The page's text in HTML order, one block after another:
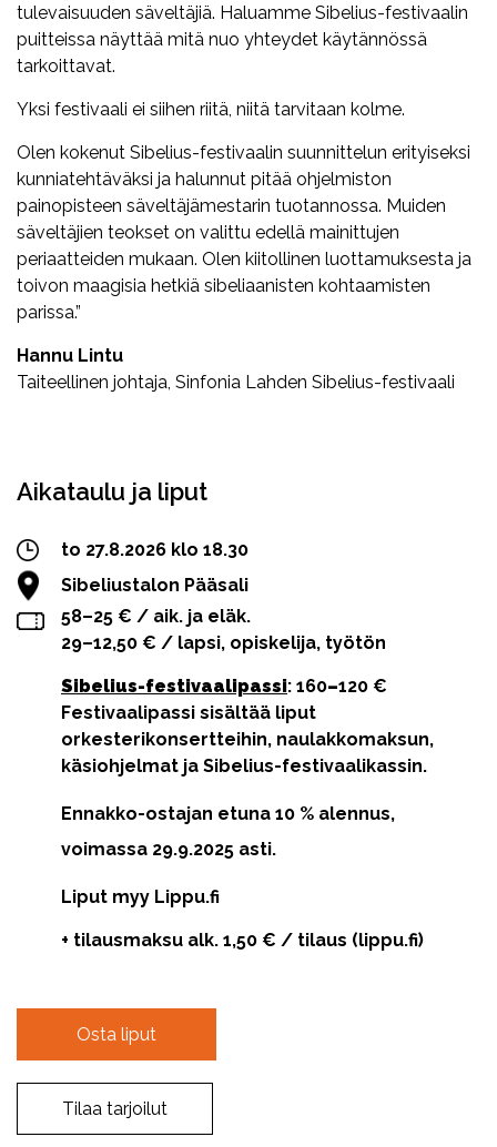
tulevaisuuden säveltäjiä. Haluamme Sibelius-festivaalin
puitteissa näyttää mitä nuo yhteydet käytännössä
tarkoittavat.
Yksi festivaali ei siihen riitä, niitä tarvitaan kolme.
Olen kokenut Sibelius-festivaalin suunnittelun erityiseksi
kunniatehtäväksi ja halunnut pitää ohjelmiston
painopisteen säveltäjämestarin tuotannossa. Muiden
säveltäjien teokset on valittu edellä mainittujen
periaatteiden mukaan. Olen kiitollinen luottamuksesta ja
toivon maagisia hetkiä sibeliaanisten kohtaamisten
parissa.”
Hannu Lintu
Taiteellinen johtaja, Sinfonia Lahden Sibelius-festivaali
Aikataulu ja liput
to 27.8.2026 klo 18.30
Sibeliustalon Pääsali
58–25 € / aik. ja eläk.
29–12,50 € / lapsi, opiskelija, työtön
Sibelius-festivaalipassi: 160–120 €
Festivaalipassi sisältää liput
orkesterikonsertteihin, naulakkomaksun,
käsiohjelmat ja Sibelius-festivaalikassin.
Ennakko-ostajan etuna 10 % alennus,
voimassa 29.9.2025 asti.
Liput myy Lippu.fi
+ tilausmaksu alk. 1,50 € / tilaus (lippu.fi)
Osta liput
Tilaa tarjoilut